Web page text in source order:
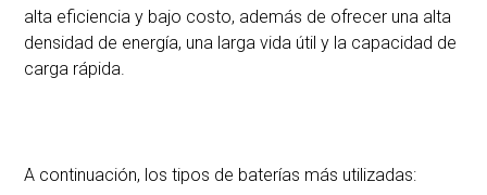
alta eficiencia y bajo costo, además de ofrecer una alta
densidad de energía, una larga vida útil y la capacidad de
carga rápida.
A continuación, los tipos de baterías más utilizadas: